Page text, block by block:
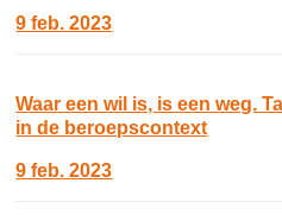
9 feb. 2023
Waar een wil is, is een weg.
in de beroepscontext
9 feb. 2023